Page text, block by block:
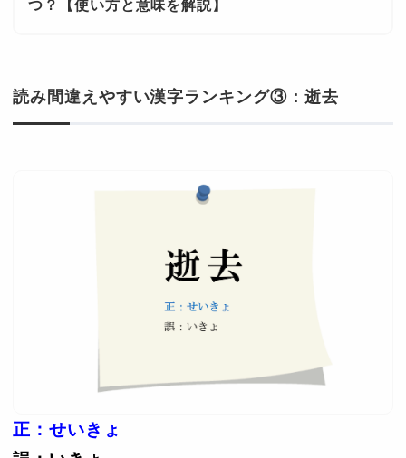
つ？【使い方と意味を解説】
読み間違えやすい漢字ランキング③：逝去
正：せいきょ